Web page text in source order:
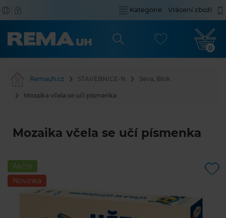
Kategorie Vrácení zboží
0
Remauh.cz STAVEBNICE-N Seva, Blok
Mozaika včela se učí písmenka
Mozaika včela se učí písmenka
Akční
Novinka